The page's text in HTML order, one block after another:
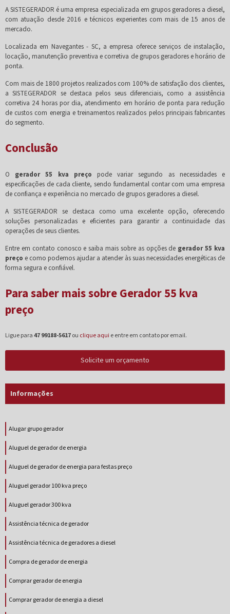
A SISTEGERADOR é uma empresa especializada em grupos geradores a diesel,
com atuação desde 2016 e técnicos experientes com mais de 15 anos de
mercado.
Localizada em Navegantes - SC, a empresa oferece serviços de instalação,
locação, manutenção preventiva e corretiva de grupos geradores e horário de
ponta.
Com mais de 1800 projetos realizados com 100% de satisfação dos clientes,
a SISTEGERADOR se destaca pelos seus diferenciais, como a assistência
corretiva 24 horas por dia, atendimento em horário de ponta para redução
de custos com energia e treinamentos realizados pelos principais fabricantes
do segmento.
Conclusão
O gerador 55 kva preço pode variar segundo as necessidades e
especificações de cada cliente, sendo fundamental contar com uma empresa
de confiança e experiência no mercado de grupos geradores a diesel.
A SISTEGERADOR se destaca como uma excelente opção, oferecendo
soluções personalizadas e eficientes para garantir a continuidade das
operações de seus clientes.
Entre em contato conosco e saiba mais sobre as opções de gerador 55 kva
preço e como podemos ajudar a atender às suas necessidades energéticas de
forma segura e confiável.
Para saber mais sobre Gerador 55 kva
preço
Ligue para47 99188-5617ou clique aqui e entre em contato por email.
Solicite um orçamento
Informações
Alugar grupo gerador
Aluguel de gerador de energia
Aluguel de gerador de energia para festas preço
Aluguel gerador 100 kva preço
Aluguel gerador 300 kva
Assistência técnica de gerador
Assistência técnica de geradores a diesel
Compra de gerador de energia
Comprar gerador de energia
Comprar gerador de energia a diesel